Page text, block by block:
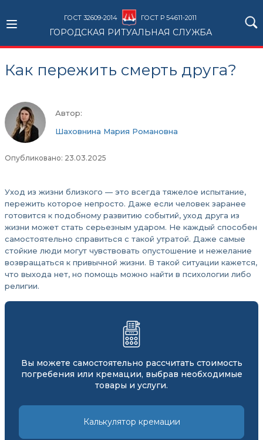
ГОСТ 32609-2014 ГОСТ Р 54611-2011
ГОРОДСКАЯ РИТУАЛЬНАЯ СЛУЖБА
Как пережить смерть друга?
Автор:
Шаховнина Мария Романовна
Опубликовано: 23.03.2025
Уход из жизни близкого — это всегда тяжелое испытание,
пережить которое непросто. Даже если человек заранее
готовится к подобному развитию событий, уход друга из
жизни может стать серьезным ударом. Не каждый способен
самостоятельно справиться с такой утратой. Даже самые
стойкие люди могут чувствовать опустошение и нежелание
возвращаться к привычной жизни. В такой ситуации кажется,
что выхода нет, но помощь можно найти в психологии либо
религии.
Вы можете самостоятельно рассчитать стоимость
погребения или кремации, выбрав необходимые
товары и услуги.
Калькулятор кремации